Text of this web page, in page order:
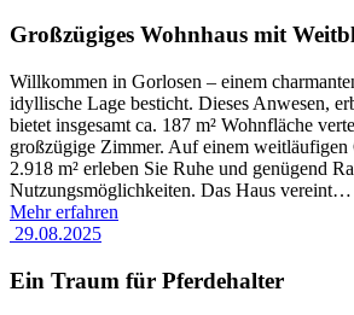
Großzügiges Wohnhaus mit
Willkommen in Gorlosen – einem
idyllische Lage besticht. Dieses Anwesen,
bietet insgesamt ca. 187 m² Wohnfläche
großzügige Zimmer. Auf einem weitläufigen
2.918 m² erleben Sie Ruhe und genügend
Nutzungsmöglichkeiten. Das Haus vereint…
Mehr erfahren
29.08.2025
Ein Traum für Pferdehalter